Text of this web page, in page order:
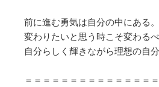
前に進む勇気は自分の中にある。
変わりたいと思う時こそ変わる
自分らしく輝きながら理想の自
＝＝＝＝＝＝＝＝＝＝＝＝＝＝